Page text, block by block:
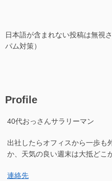
日本語が含まれない投稿は無視
パム対策）
Profile
40代おっさんサラリーマン
出社したらオフィスから一歩も
か、天気の良い週末は大抵どこ
連絡先